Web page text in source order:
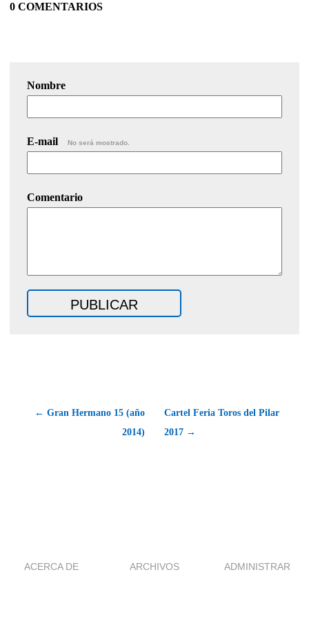
0 COMENTARIOS
Nombre
E-mail No será mostrado.
Comentario
← Gran Hermano 15 (año
2014)
Cartel Feria Toros del Pilar
2017 →
ACERCA DE ARCHIVOS ADMINISTRAR